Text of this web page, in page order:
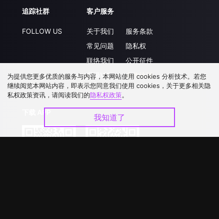
追踪社群
FOLLOW US
客户服务
关于我们
常见问题
联络我们
升级VIP
服务条款
隐私权
公开征件
合作洽談
为提供您更多优质的服务与内容，本网站使用 cookies 分析技术。若您
继续阅览本网站内容，即表示您同意我们使用 cookies，关于更多相关隐
私权政策资讯，请阅读我们的隐私权政策。
我知道了